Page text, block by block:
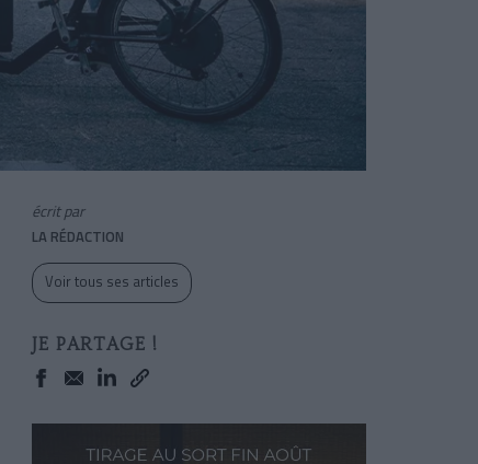
écrit par
LA RÉDACTION
Voir tous ses articles
JE PARTAGE !